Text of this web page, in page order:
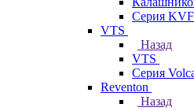
Серия
VTS
Назад
VTS
Серия
Reventon
Назад